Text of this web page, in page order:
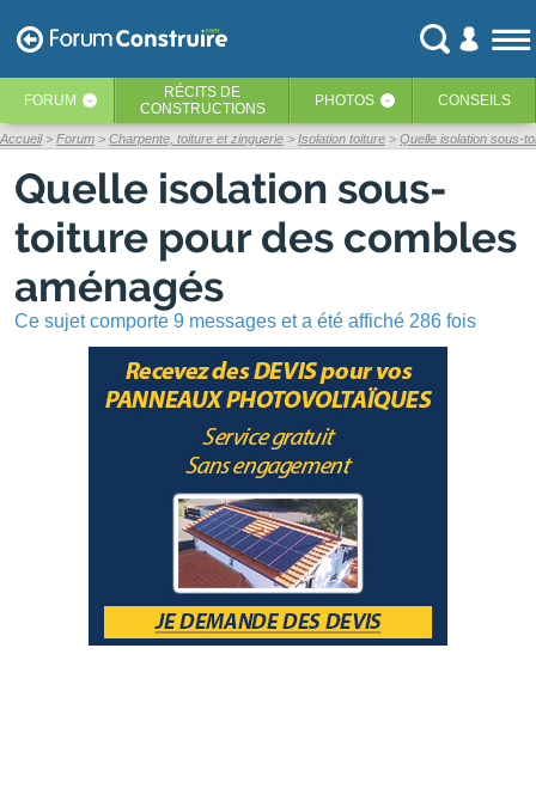
FORUM ‹ RÉCITS DE
CONSTRUCTIONS
PHOTOS ‹ CONSEILS
Accueil Forum Charpente, toiture et zinguerie Isolation toiture Quelle isolation sous-
Quelle isolation sous-
toiture pour des combles
aménagés
Ce sujet comporte 9 messages et a été affiché 286 fois